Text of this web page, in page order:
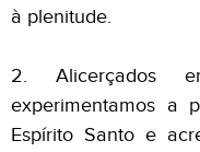
à plenitude.
2. Alicerçados
experimentamos a
Espírito Santo e